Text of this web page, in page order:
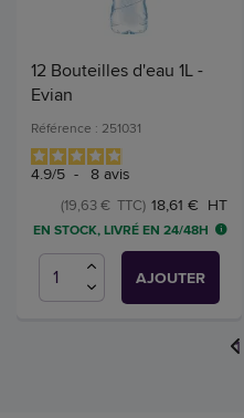
12 Bouteilles d'eau 1L -
Evian
Référence : 251031
4.9/5 - 8 avis
18,61 € HT
(19,63 € TTC)
EN STOCK, LIVRÉ EN 24/48H
AJOUTER
1